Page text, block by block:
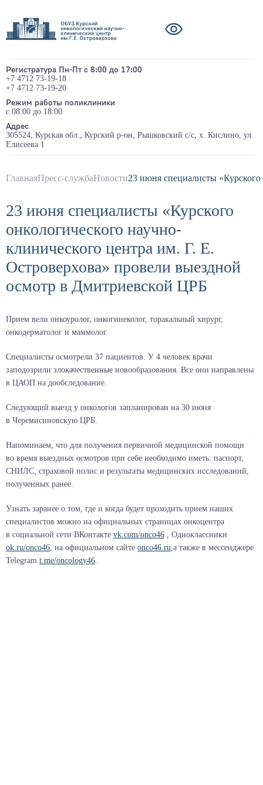
Регистратура Пн-Пт с 8:00 до 17:00
+7 4712 73-19-18
+7 4712 73-19-20
Режим работы поликлиники
с 08:00 до 18:00
Адрес
305524, Курская обл., Курский р-он, Рышковский с/с, х. Кислино, ул.
Елисеева 1
ГлавнаяПресс-службаНовости23 июня специалисты
23 июня специалисты «Курского
онкологического научно-
клинического центра им. Г. Е.
Островерхова» провели выездной
осмотр в Дмитриевской ЦРБ
Прием вели онкоуролог, онкогинеколог, торакальный хирург,
онкодерматолог и маммолог.
Специалисты осмотрели 37 пациентов. У 4 человек врачи
заподозрили злокачественные новообразования. Все они направлены
в ЦАОП на дообследование.
Следующий выезд у онкологов запланирован на 30 июня
в Черемисиновскую ЦРБ.
Напоминаем, что для получения первичной медицинской помощи
во время выездных осмотров при себе необходимо иметь: паспорт,
СНИЛС, страховой полис и результаты медицинских исследований,
полученных ранее.
Узнать заранее о том, где и когда будет проходить прием наших
специалистов можно на официальных страницах онкоцентра
в социальной сети ВКонтакте vk.com/onco46 , Одноклассники
ok.ru/onco46, на официальном сайте onco46.ru,а также в мессенджере
Telegram t.me/oncology46.